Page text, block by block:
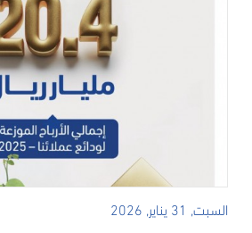
السبت, 31 يناير, 2026